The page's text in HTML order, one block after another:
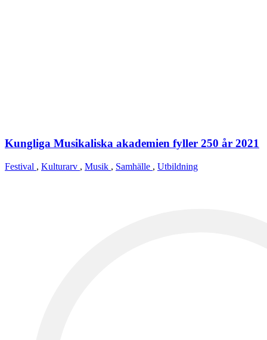
Kungliga Musikaliska akademien fyller 250 år 2021
Festival , Kulturarv , Musik , Samhälle , Utbildning